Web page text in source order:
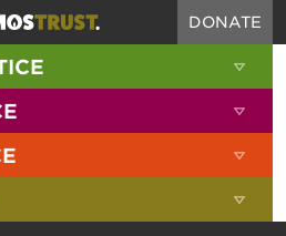
DONATE